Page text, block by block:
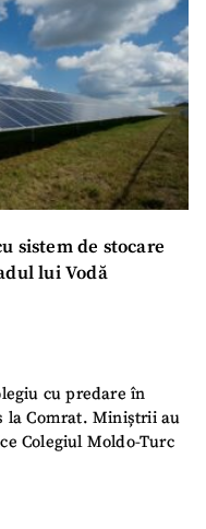
sistem de stocare
lui Vodă
cu predare în
la Comrat. Miniștrii au
Colegiul Moldo-Turc